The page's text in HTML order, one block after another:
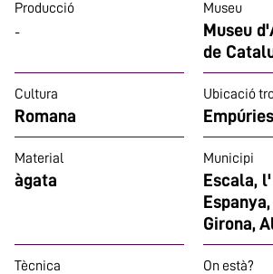
Producció
-
Museu
Museu
de
Cultura
Romana
Ubicació
Empúries
Material
àgata
Municipi
Escala,
Girona,
Tècnica
On està?